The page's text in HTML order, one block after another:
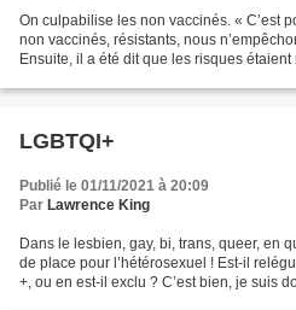
On culpabilise les non vaccinés. « C’est
non vaccinés, résistants, nous
Ensuite, il a été dit que les risques
LGBTQI+
Publié le 01/11/2021 à 20:09
Par Lawrence King
Dans le lesbien, gay, bi, trans, queer, en
de place pour l’hétérosexuel ! Est-il
+, ou en est-il exclu ? C’est bien, je suis